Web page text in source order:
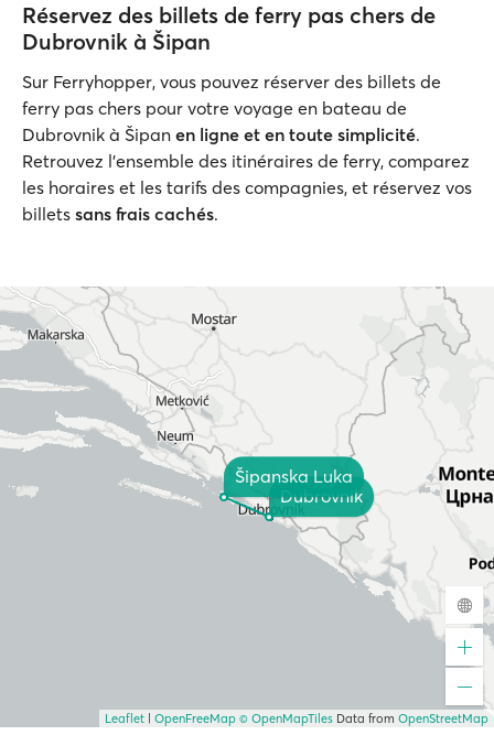
Réservez des billets de ferry pas chers de
Dubrovnik à Šipan
Sur Ferryhopper, vous pouvez réserver des billets de
ferry pas chers pour votre voyage en bateau de
Dubrovnik à Šipan en ligne et en toute simplicité.
Retrouvez l’ensemble des itinéraires de ferry, comparez
les horaires et les tarifs des compagnies, et réservez vos
billets sans frais cachés.
Dubrovnik
Šipanska Luka
Leaflet OpenFreeMap © OpenMapTiles Data from OpenStreetMap